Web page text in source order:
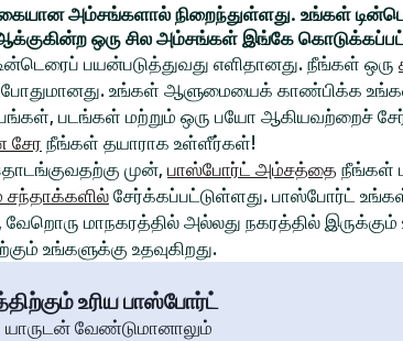
அம்சங்களால் நிறைந்துள்ளது. உங்கள்
ஒரு சில அம்சங்கள் இங்கே
பயன்படுத்துவது எளிதானது. நீங்கள் ஒரு
உங்கள் ஆளுமையைக் காண்பிக்க உங்கள்
படங்கள் மற்றும் ஒரு பயோ ஆகியவற்றைச்
நீங்கள் தயாராக உள்ளீர்கள்!
முன், பாஸ்போர்ட் அம்சத்தை நீங்கள்
சந்தாக்களில் சேர்க்கப்பட்டுள்ளது. பாஸ்போர்ட்
வேறொரு மாநகரத்தில் அல்லது நகரத்தில் இருக்கும்
உங்களுக்கு உதவுகிறது.
உரிய பாஸ்போர்ட்
யாருடன் வேண்டுமானாலும்